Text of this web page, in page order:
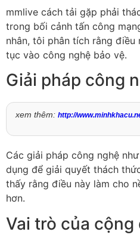
mmlive cách tải gặp phải
trong bối cảnh tấn công
nhân, tôi phân tích rằng
tục vào công nghệ bảo vệ.
Giải pháp công
xem thêm: http://
Các giải pháp công nghệ
dụng để giải quyết thách
thấy rằng điều này làm cho
hơn.
Vai trò của cộng